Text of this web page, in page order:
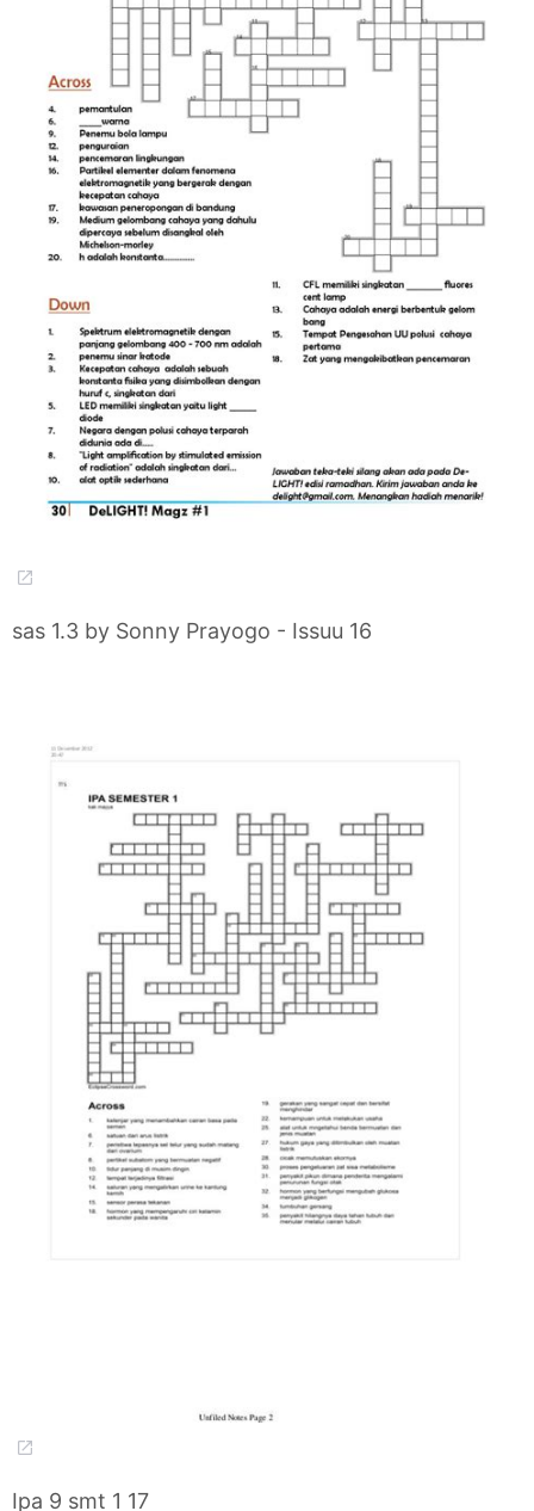
sas 1.3 by Sonny Prayogo - Issuu 16
Ipa 9 smt 1 17